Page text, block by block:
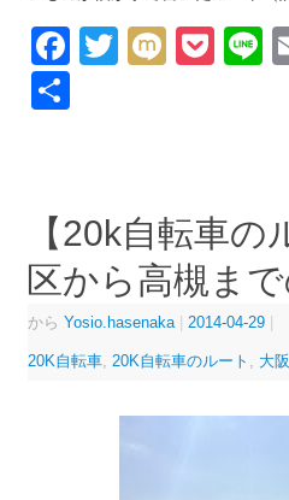
Facebook
Twitter
Mixi
【20k自転車の
区から高槻ま
から Yosio.hasenaka 2014-04-29
20K自転車, 20K自転車のルート , 大